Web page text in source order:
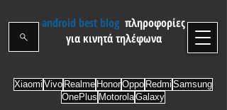
android best blog πληροφορίες
για κινητά τηλέφωνα
Xiaomi Vivo Realme HonorOppo Redmi Samsung
OnePlus MotorolaGalaxy